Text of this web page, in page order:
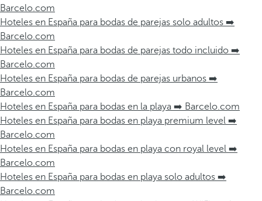
Barcelo.com
Hoteles en España para bodas de parejas solo adultos ➡️
Barcelo.com
Hoteles en España para bodas de parejas todo incluido ➡️
Barcelo.com
Hoteles en España para bodas de parejas urbanos ➡️
Barcelo.com
Hoteles en España para bodas en la playa ➡️ Barcelo.com
Hoteles en España para bodas en playa premium level ➡️
Barcelo.com
Hoteles en España para bodas en playa con royal level ➡️
Barcelo.com
Hoteles en España para bodas en playa solo adultos ➡️
Barcelo.com